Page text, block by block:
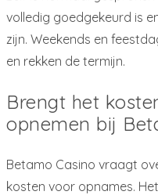
volledig goedgekeurd is
zijn. Weekends en
en rekken de termijn.
Brengt het
opnemen bij
Betamo Casino vraagt
kosten voor opnames.